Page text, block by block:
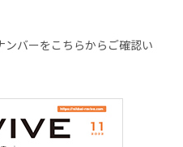
バーをこちらからご確認い